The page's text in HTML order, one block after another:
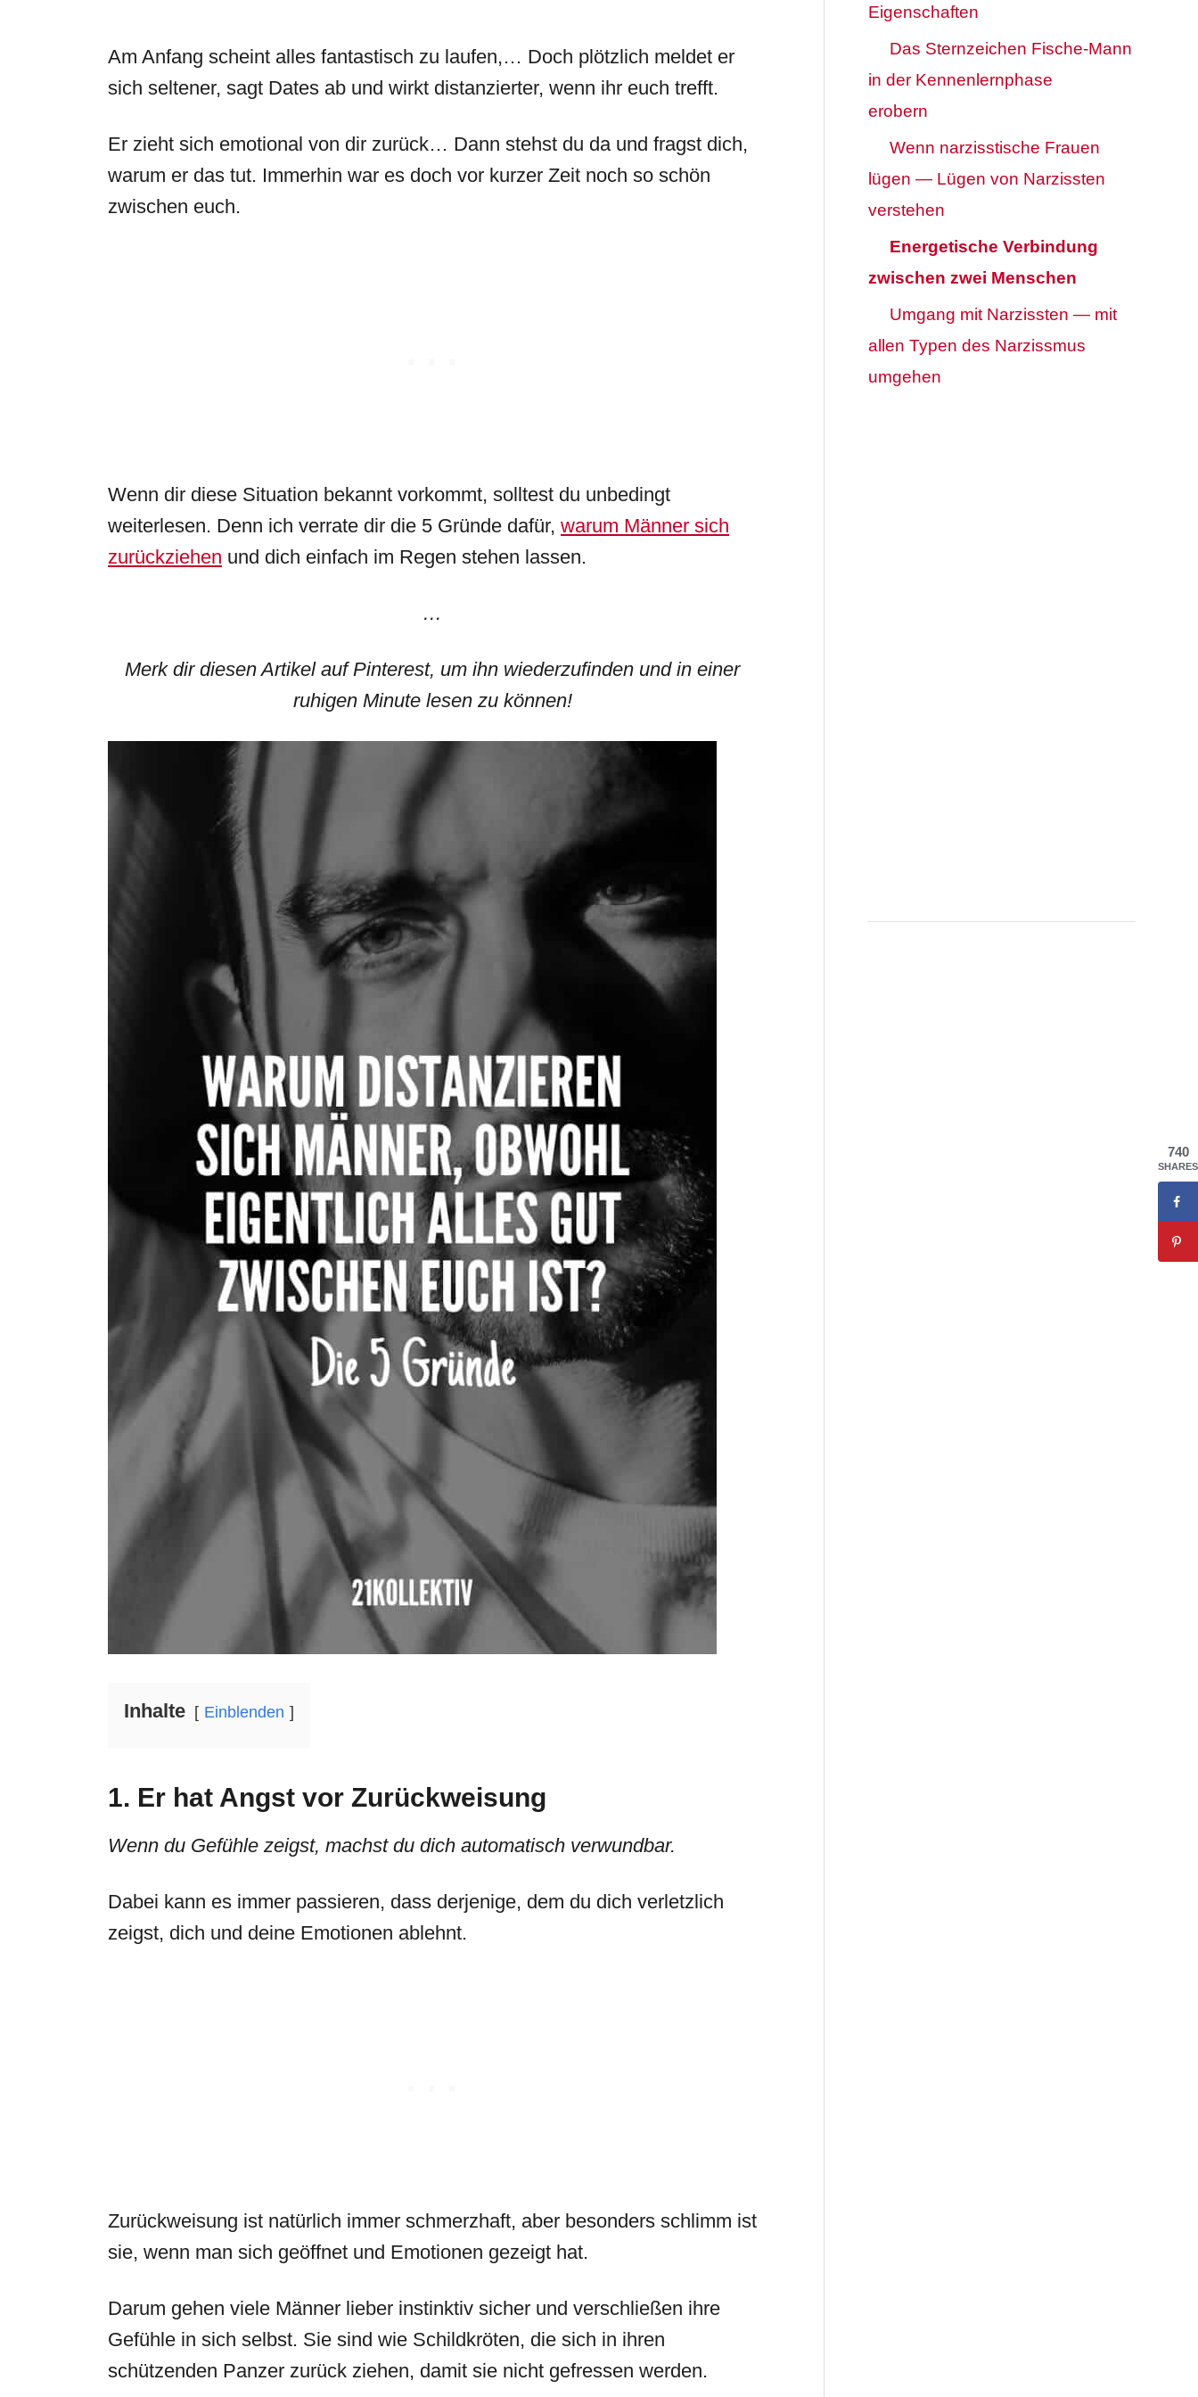
Am Anfang scheint alles fantastisch zu laufen,… Doch plötzlich meldet er
sich seltener, sagt Dates ab und wirkt distanzierter, wenn ihr euch trefft.
Er zieht sich emotional von dir zurück… Dann stehst du da und fragst dich,
warum er das tut. Immerhin war es doch vor kurzer Zeit noch so schön
zwischen euch.
Wenn dir diese Situation bekannt vorkommt, solltest du unbedingt
weiterlesen. Denn ich verrate dir die 5 Gründe dafür, warum Männer sich
zurückziehen und dich einfach im Regen stehen lassen.
…
Merk dir diesen Artikel auf Pinterest, um ihn wiederzufinden und in einer
ruhigen Minute lesen zu können!
Inhalte Einblenden
1. Er hat Angst vor Zurückweisung
Wenn du Gefühle zeigst, machst du dich automatisch verwundbar.
Dabei kann es immer passieren, dass derjenige, dem du dich verletzlich
zeigst, dich und deine Emotionen ablehnt.
Zurückweisung ist natürlich immer schmerzhaft, aber besonders schlimm ist
sie, wenn man sich geöffnet und Emotionen gezeigt hat.
Darum gehen viele Männer lieber instinktiv sicher und verschließen ihre
Gefühle in sich selbst. Sie sind wie Schildkröten, die sich in ihren
schützenden Panzer zurück ziehen, damit sie nicht gefressen werden.
Eigenschaften
Das Sternzeichen Fische-Mann
in der Kennenlernphase
erobern
Wenn narzisstische Frauen
lügen — Lügen von Narzissten
verstehen
Energetische Verbindung
zwischen zwei Menschen
Umgang mit Narzissten — mit
allen Typen des Narzissmus
umgehen
740
SHARES